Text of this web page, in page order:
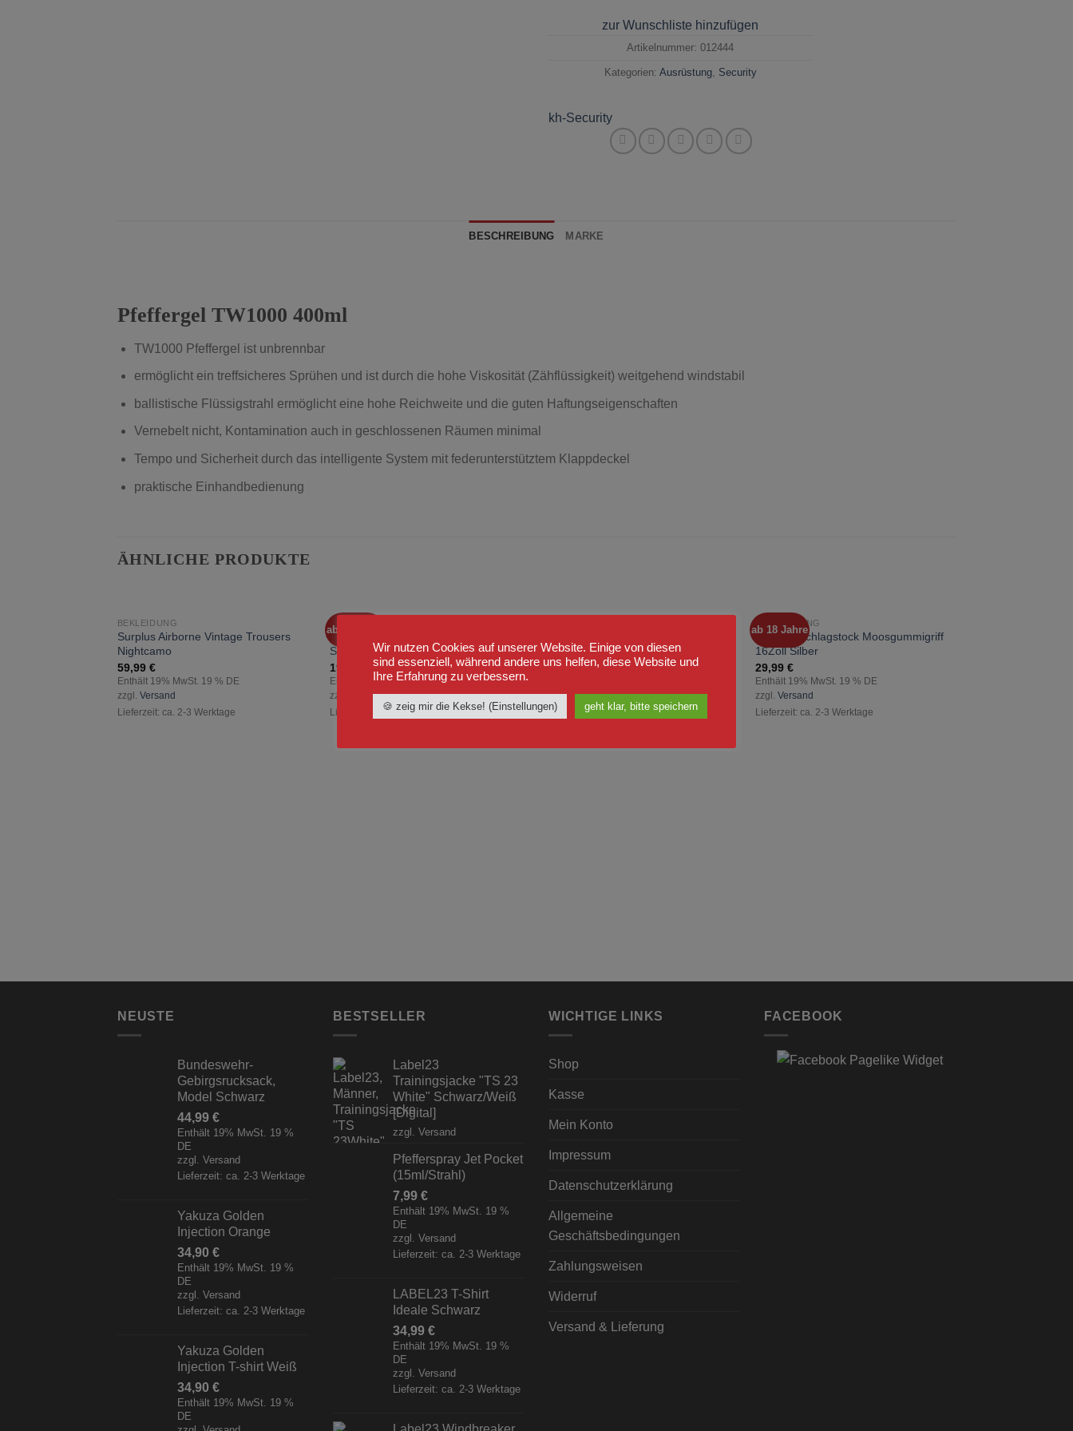
zur Wunschliste hinzufügen
Artikelnummer: 012444
Kategorien: Ausrüstung, Security
kh-Security
BESCHREIBUNG MARKE
Pfeffergel TW1000 400ml
TW1000 Pfeffergel ist unbrennbar
ermöglicht ein treffsicheres Sprühen und ist durch die hohe Viskosität (Zähflüssigkeit) weitgehend windstabil
ballistische Flüssigstrahl ermöglicht eine hohe Reichweite und die guten Haftungseigenschaften
Vernebelt nicht, Kontamination auch in geschlossenen Räumen minimal
Tempo und Sicherheit durch das intelligente System mit federunterstütztem Klappdeckel
praktische Einhandbedienung
ÄHNLICHE PRODUKTE
zur
BEKLEIDUNG
Surplus Airborne Vintage Trousers
Nightcamo
59,99 €
Enthält 19% MwSt. 19 % DE
zzgl. Versand
Lieferzeit: ca. 2-3 Werktage
ab 18 Jahre
Wunschliste
hinzufügen
Mini Teleskopschlagstock 12 Zoll
Silber
19,99
Enthält 19% MwSt. 19 % DE
zzgl.
Versand
Lieferzeit: ca. 2-3 Werktage
Wunschliste
hinzufügen
Schwarz
59,99€
zzgl.Versand
Lieferzeit: ca. 2-3 Werktage
ab 18 Jahre
zur
Wunschliste
AUSRÜSTUNG
Teleskopschlagstock Moosgummigriff
16Zoll Silber
29,99 €
Enthält 19% MwSt. 19 % DE
zzgl. Versand
Lieferzeit: ca. 2-3 Werktage
NEUSTE
Bundeswehr-
Gebirgsrucksack,
Model Schwarz
44,99 €
Enthält 19% MwSt. 19 %
DE
zzgl. Versand
Lieferzeit: ca. 2-3 Werktage
Yakuza Golden
Injection Orange
34,90 €
Enthält 19% MwSt. 19 %
DE
zzgl. Versand
Lieferzeit: ca. 2-3 Werktage
Yakuza Golden
Injection T-shirt Weiß
34,90 €
Enthält 19% MwSt. 19 %
DE
BESTSELLER
Label23
Trainingsjacke "TS 23
White" Schwarz/Weiß
[Digital]
zzgl. Versand
Pfefferspray Jet Pocket
(15ml/Strahl)
7,99 €
Enthält 19% MwSt. 19 %
DE
zzgl. Versand
Lieferzeit: ca. 2-3 Werktage
LABEL23 T-Shirt
Ideale Schwarz
34,99 €
Enthält 19% MwSt. 19 %
DE
zzgl. Versand
Lieferzeit: ca. 2-3 Werktage
WICHTIGE LINKS
Shop
Kasse
Mein Konto
Impressum
Datenschutzerklärung
Allgemeine
Geschäftsbedingungen
Zahlungsweisen
Widerruf
Versand & Lieferung
FACEBOOK
Wir nutzen Cookies auf unserer Website. Einige von diesen
sind essenziell, während andere uns helfen, diese Website und
Ihre Erfahrung zu verbessern.
🍪 zeig mir die Kekse! (Einstellungen) geht klar, bitte speichern